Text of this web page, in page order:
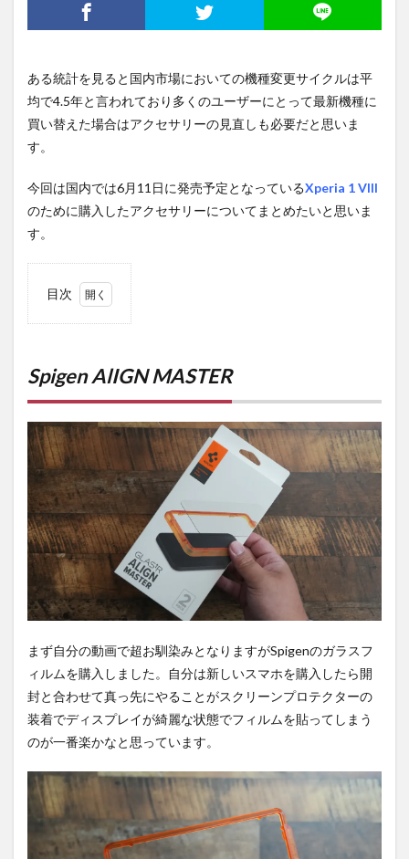
ある統計を見ると国内市場においての機種変更サイクルは平
均で4.5年と言われており多くのユーザーにとって最新機種に
買い替えた場合はアクセサリーの見直しも必要だと思いま
す。
今回は国内では6月11日に発売予定となっているXperia 1 VIII
のために購入したアクセサリーについてまとめたいと思いま
す。
目次
MASTER
Case for
Xperia 1 VIII
3
Xperia
1 Ⅷ
[Turtle]
マグネ
ット吸
着式ア
クセサ
リー対
ブリッ
ドクリ
アケー
ス
4
Style
with
Stand
for
Xperia
1 VIII
Spigen AlIGN MASTER
まず自分の動画で超お馴染みとなりますがSpigenのガラスフ
ィルムを購入しました。自分は新しいスマホを購入したら開
封と合わせて真っ先にやることがスクリーンプロテクターの
装着でディスプレイが綺麗な状態でフィルムを貼ってしまう
のが一番楽かなと思っています。